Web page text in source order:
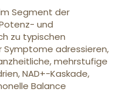
Segment der
und
zu typischen
Symptome adressieren,
mehrstufige
NAD+-Kaskade,
Balance